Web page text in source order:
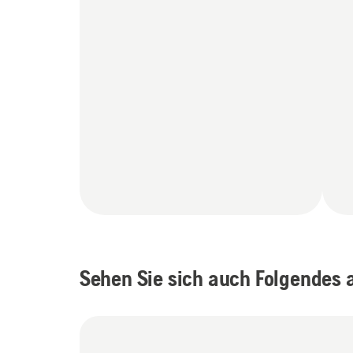
Sehen Sie sich auch Folgendes